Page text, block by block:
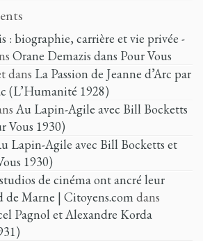
: biographie, carrière et vie privée -
Orane Demazis dans Pour Vous
dans La Passion de Jeanne d’Arc par
(L’Humanité 1928)
Au Lapin-Agile avec Bill Bocketts
Vous 1930)
Lapin-Agile avec Bill Bocketts et
1930)
de cinéma ont ancré leur
de Marne | Citoyens.comdans
Pagnol et Alexandre Korda